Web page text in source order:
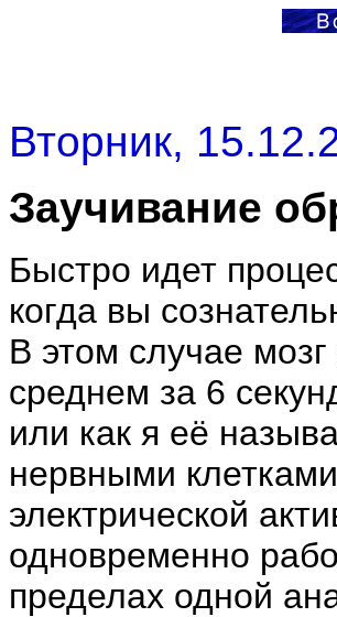
Вторник,
Заучивание
Быстро идет
когда вы
В этом случае
среднем за 6
или как я её
нервными
электрической
одновременно
пределах одной